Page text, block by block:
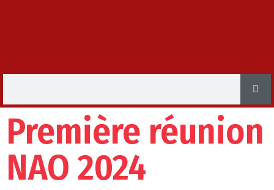
Première réunion
NAO 2024